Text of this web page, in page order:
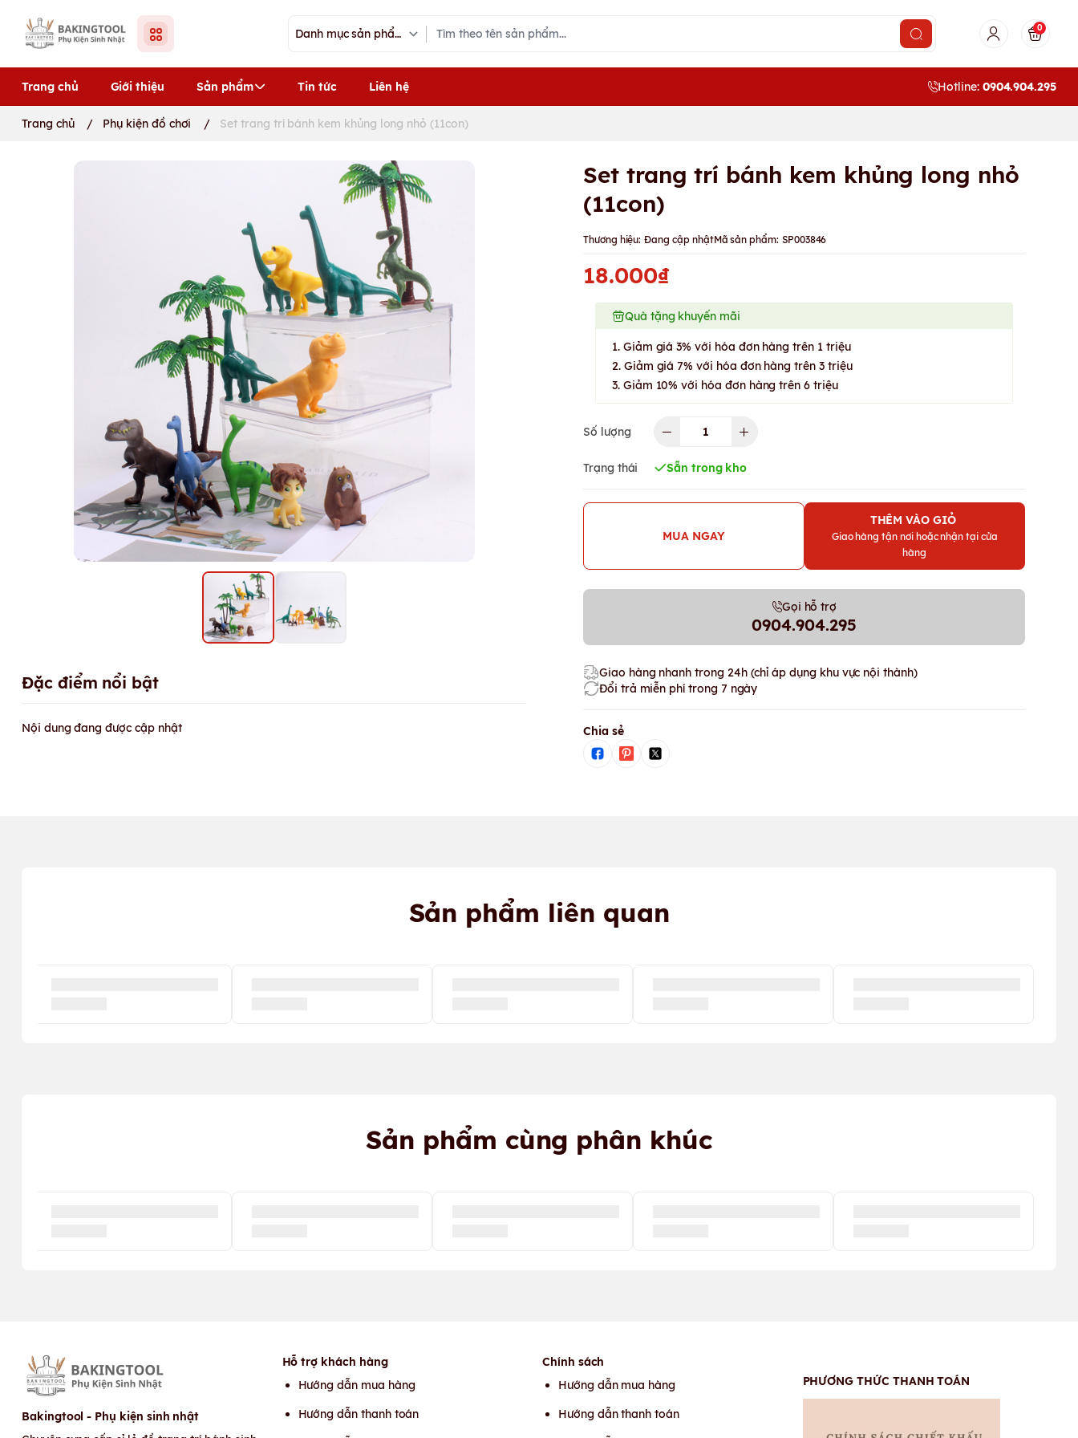
0
Trang chủ Giới thiệu Sản phẩm Tin tức Liên hệ Hotline: 0904.904.295
Trang chủ / Phụ kiện đồ chơi / Set trang trí bánh kem khủng long nhỏ (11con)
Set trang trí bánh kem khủng long nhỏ
(11con)
Thương hiệu: Đang cập nhậtMã sản phẩm: SP003846
18.000₫
Quà tặng khuyến mãi
1. Giảm giá 3% với hóa đơn hàng trên 1 triệu
2. Giảm giá 7% với hóa đơn hàng trên 3 triệu
3. Giảm 10% với hóa đơn hàng trên 6 triệu
Số lượng
Trạng thái Sẵn trong kho
MUA NGAY
THÊM VÀO GIỎ
Giao hàng tận nơi hoặc nhận tại cửa
hàng
Gọi hỗ trợ
0904.904.295
Giao hàng nhanh trong 24h (chỉ áp dụng khu vực nội thành)
Đổi trả miễn phí trong 7 ngày
Chia sẻ
Đặc điểm nổi bật
Nội dung đang được cập nhật
Sản phẩm liên quan
Sản phẩm cùng phân khúc
Bakingtool - Phụ kiện sinh nhật
Hỗ trợ khách hàng
Hướng dẫn mua hàng
Hướng dẫn thanh toán
Chính sách
Hướng dẫn mua hàng
Hướng dẫn thanh toán
PHƯƠNG THỨC THANH TOÁN